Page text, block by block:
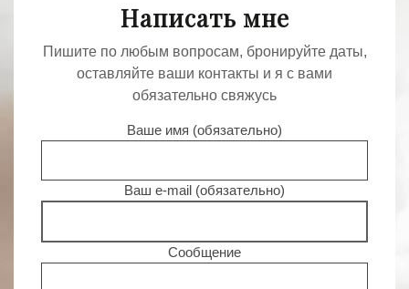
Написать мне
Пишите по любым вопросам, бронируйте даты,
оставляйте ваши контакты и я с вами
обязательно свяжусь
Ваше имя (обязательно)
Ваш e-mail (обязательно)
Сообщение